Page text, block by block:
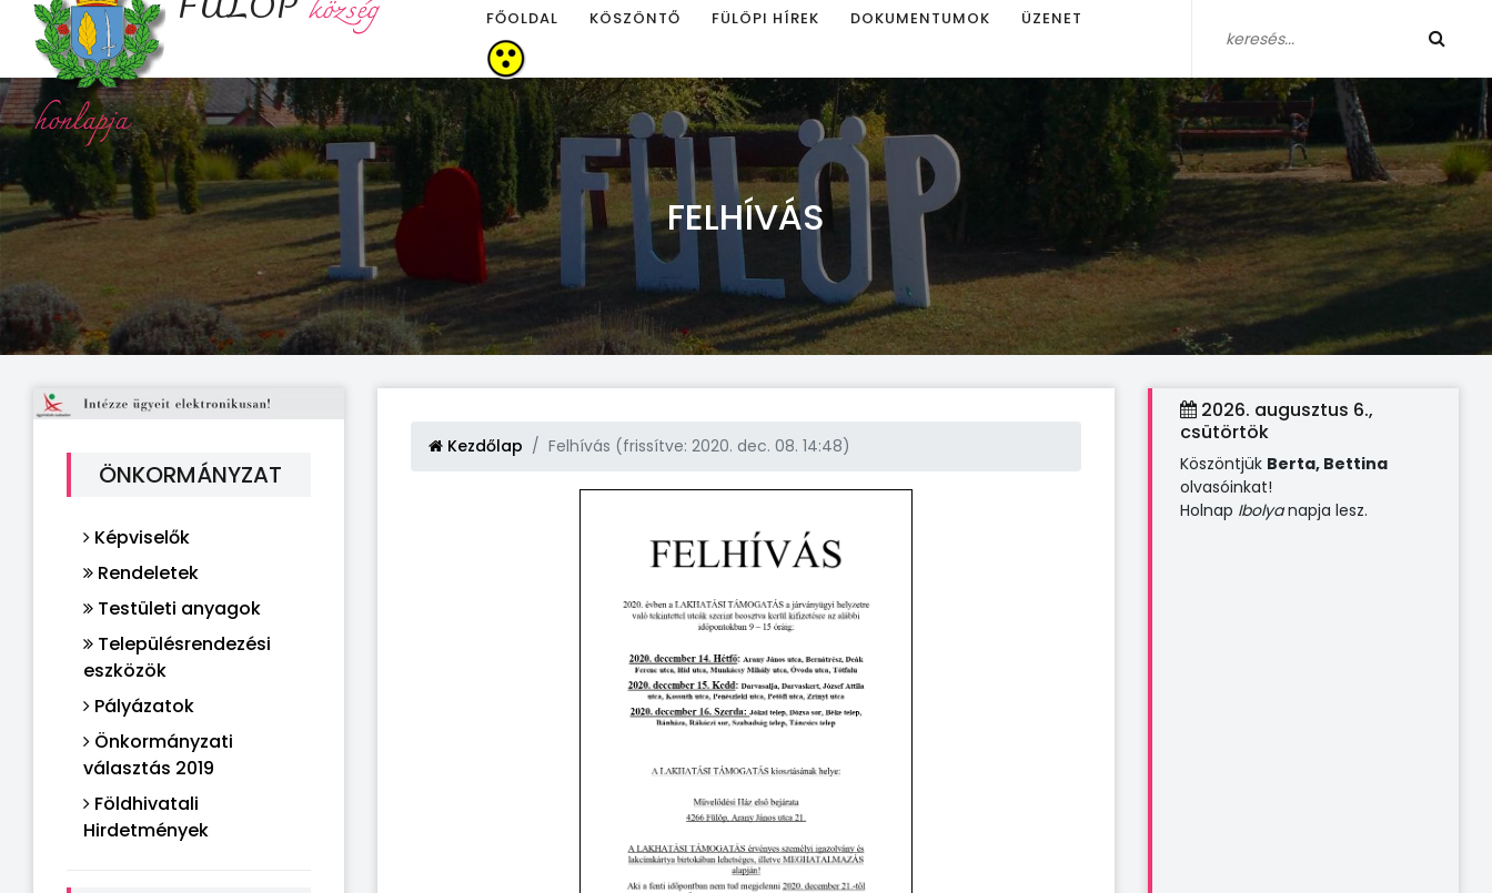
község
honlapja
FŐOLDAL KÖSZÖNTŐ FÜLÖPI HÍREK DOKUMENTUMOK ÜZENET
FELHÍVÁS
ÖNKORMÁNYZAT
Képviselők
Rendeletek
Testületi anyagok
Településrendezési
eszközök
Pályázatok
Önkormányzati
választás 2019
Földhivatali
Hirdetmények
Kezdőlap Felhívás (frissítve: 2020. dec. 08. 14:48)
2026. augusztus 6.,
csütörtök
Köszöntjük Berta, Bettina
olvasóinkat!
Holnap Ibolyanapja lesz.